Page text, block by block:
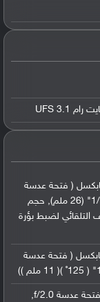
بدقة 64 ميجابكسل ( فتحة عدسة
f/1.8, حجم مستشعر 1/1.73" (26 ملم), حجم
كشف التلقائي لضبط بؤرة
بدقة 16 ميجابكسل ( فتحة عدسة
عدسة بدقة 5 ميجابكسل ( فتحة عدسة f/2.0,